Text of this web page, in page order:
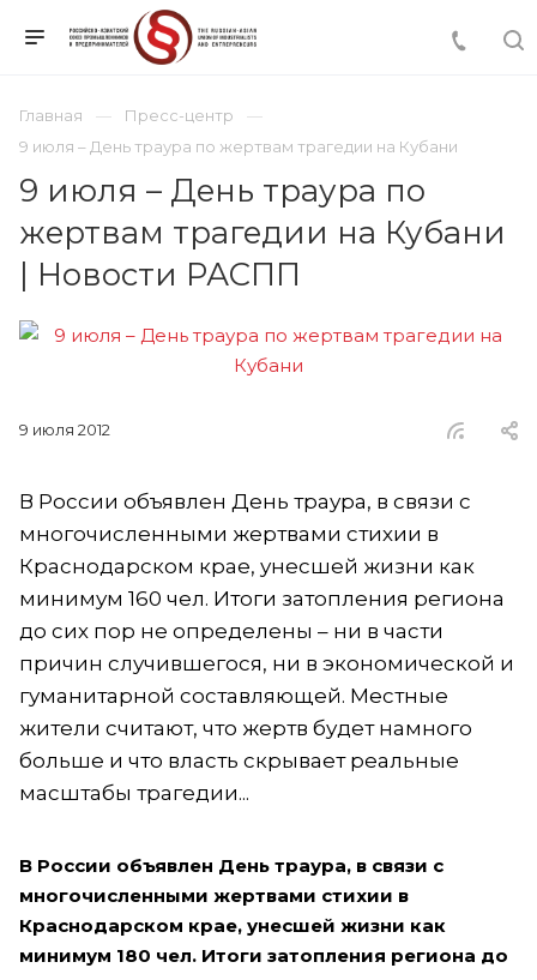
Главная
Пресс-центр
9 июля – День траура по жертвам трагедии на Кубани
9 июля – День траура по
жертвам трагедии на Кубани
| Новости РАСПП
9 июля 2012
В России объявлен День траура, в связи с
многочисленными жертвами стихии в
Краснодарском крае, унесшей жизни как
минимум 160 чел. Итоги затопления региона
до сих пор не определены – ни в части
причин случившегося, ни в экономической и
гуманитарной составляющей. Местные
жители считают, что жертв будет намного
больше и что власть скрывает реальные
масштабы трагедии...
В России объявлен День траура, в связи с
многочисленными жертвами стихии в
Краснодарском крае, унесшей жизни как
минимум 180 чел. Итоги затопления региона до